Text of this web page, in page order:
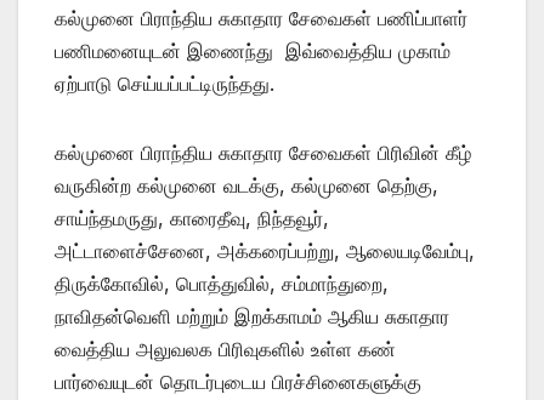
கல்முனை பிராந்திய சுகாதார சேவைகள் பணிப்பாளர்
பணிமனையுடன் இணைந்து இவ்வைத்திய முகாம்
ஏற்பாடு செய்யப்பட்டிருந்தது.
கல்முனை பிராந்திய சுகாதார சேவைகள் பிரிவின் கீழ்
வருகின்ற கல்முனை வடக்கு, கல்முனை தெற்கு,
சாய்ந்தமருது, காரைதீவு, நிந்தவூர்,
அட்டாளைச்சேனை, அக்கரைப்பற்று, ஆலையடிவேம்பு,
திருக்கோவில், பொத்துவில், சம்மாந்துறை,
நாவிதன்வெளி மற்றும் இறக்காமம் ஆகிய சுகாதார
வைத்திய அலுவலக பிரிவுகளில் உள்ள கண்
பார்வையுடன் தொடர்புடைய பிரச்சினைகளுக்கு